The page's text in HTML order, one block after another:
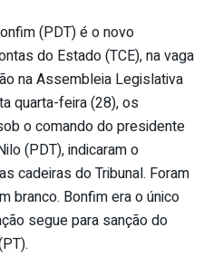
(PDT) é o novo
do Estado (TCE), na vaga
na Assembleia Legislativa
quarta-feira (28), os
o comando do presidente
(PDT), indicaram o
cadeiras do Tribunal. Foram
branco. Bonfim era o único
segue para sanção do